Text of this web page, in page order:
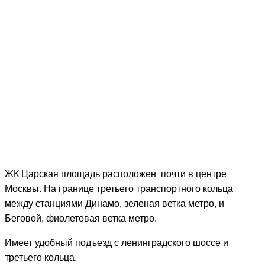
ЖК Царская площадь расположен почти в центре
Москвы. На границе третьего транспортного кольца
между станциями Динамо, зеленая ветка метро, и
Беговой, фиолетовая ветка метро.
Имеет удобный подъезд с ленинградского шоссе и
третьего кольца.